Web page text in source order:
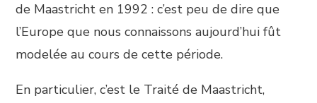
de Maastricht en 1992 : c’est peu de dire que
l’Europe que nous connaissons aujourd’hui fût
modelée au cours de cette période.
En particulier, c’est le Traité de Maastricht,